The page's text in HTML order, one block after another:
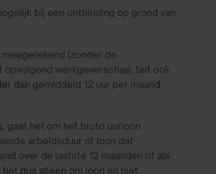
bij een ontbinding op grond van
(zonder de
opvolgend werkgeverschap, telt ook
dan gemiddeld 12 uur per maand
gaat het om het bruto uurloon
arbeidsduur of loon dat
over de laatste 12 maanden of als
dus alleen om loon en niet